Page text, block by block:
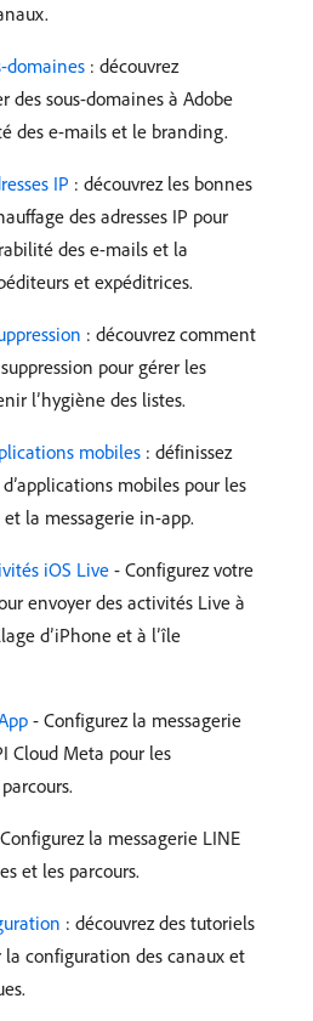
domaines : découvrez
des sous-domaines à Adobe
des e-mails et le branding.
IP : découvrez les bonnes
des adresses IP pour
des e-mails et la
et expéditrices.
: découvrez comment
pour gérer les
l’hygiène des listes.
mobiles : définissez
mobiles pour les
la messagerie in-app.
iOS Live - Configurez votre
envoyer des activités Live à
d’iPhone et à l’île
- Configurez la messagerie
Cloud Meta pour les
la messagerie LINE
et les parcours.
: découvrez des tutoriels
la configuration des canaux et